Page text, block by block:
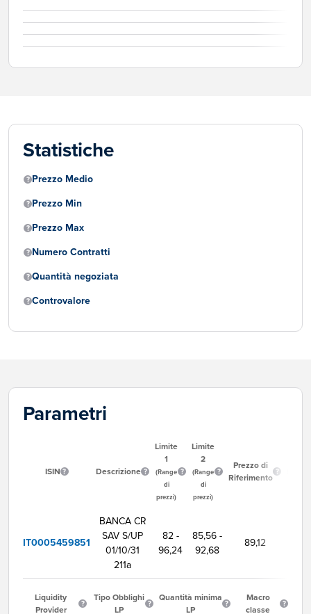
Statistiche
Prezzo Medio
Prezzo Min
Prezzo Max
Numero Contratti
Quantità negoziata
Controvalore
Parametri
ISIN Descrizione
Limite
1
(Range
di
prezzi)
Limite
2
(Range
di
prezzi)
Prezzo di
Riferimento
IT0005459851
BANCA CR
SAV S/UP
01/10/31
211a
82 -
96,24
85,56 -
92,68
89,12
Liquidity
Provider
Tipo Obblighi
LP
Quantità minima
LP
Macro
classe